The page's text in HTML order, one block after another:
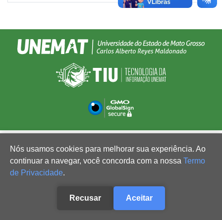
Nós usamos cookies para melhorar sua experiência. Ao
continuar a navegar, você concorda com a nossa Termo
de Privacidade.
Recusar Aceitar